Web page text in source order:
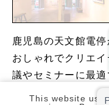
鹿児島の天文館電
おしゃれでクリエ
議やセミナーに最
This website